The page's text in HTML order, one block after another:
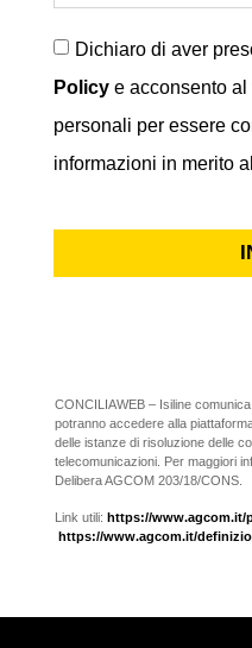
Dichiaro di aver
Policye acconsento al
personali per essere
informazioni in merito
CONCILIAWEB – Isiline
potranno accedere alla
delle istanze di risoluzione delle
telecomunicazioni. Per maggiori
Delibera AGCOM 203/18/CONS.
Link utili: https://www.agcom.it/
https://www.agcom.it/